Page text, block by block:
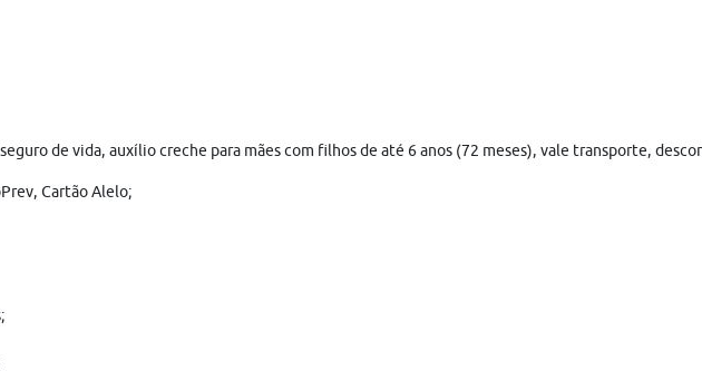
de vida, auxílio creche para mães com filhos de até 6 anos (72 meses), vale transporte,
Cartão Alelo;